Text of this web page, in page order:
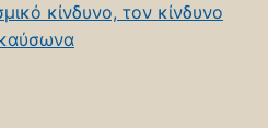
κίνδυνο, τον κίνδυνο